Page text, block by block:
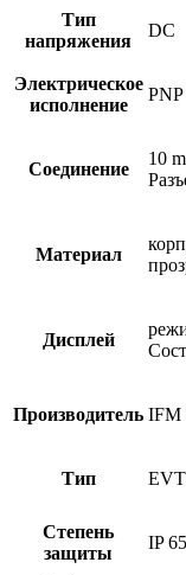
Тип
напряжения
DC
Электрическое
исполнение
PNP
Соединение
10
Материал
Дисплей
Производитель IFM
Тип
Степень
защиты
IP